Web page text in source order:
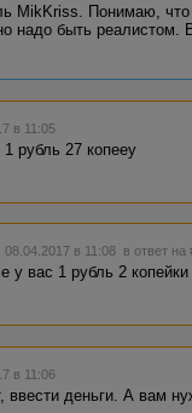
MikKriss. Понимаю,
надо быть
в 11:05
рубль 27 копееу
в 11:08 в ответ на
у вас 1 рубль 2 копейки
в 11:06
ввести деньги. А вам